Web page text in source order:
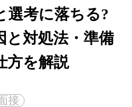
選考に落ちる?
と対処法・準備
方を解説
接